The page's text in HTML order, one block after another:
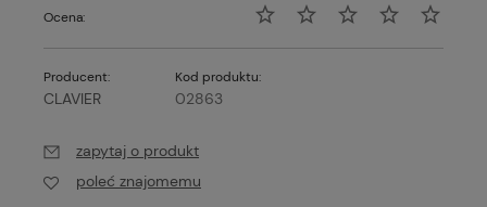
Ocena:
Producent:
CLAVIER
Kod produktu:
02863
zapytaj o produkt
poleć znajomemu